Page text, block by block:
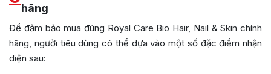
hãng
Để đảm bảo mua đúng Royal Care Bio Hair, Nail & Skin chính
hãng, người tiêu dùng có thể dựa vào một số đặc điểm nhận
diện sau: